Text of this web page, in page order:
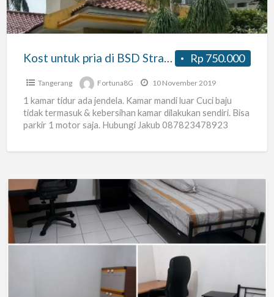
Strategis
dekat
KRL
Rawabuntu
Rp 750.000
Kost untuk pria di BSD Strategis dekat stasiun KRL Rawabuntu
Tangerang Fortuna8G 10 November 2019
1 kamar tidur ada jendela. Kamar mandi luar Cuci baju
tidak termasuk & kebersihan kamar dilakukan sendiri. Bisa
parkir 1 motor saja. Hubungi Jakub 087823478923
KOST
CILEDUG
TANGERANG